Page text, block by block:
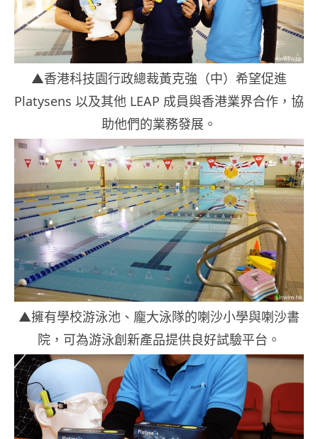
▲香港科技園行政總裁黃克強（中）希望促進
Platysens 以及其他 LEAP 成員與香港業界合作，協
助他們的業務發展。
▲擁有學校游泳池、龐大泳隊的喇沙小學與喇沙書
院，可為游泳創新產品提供良好試驗平台。